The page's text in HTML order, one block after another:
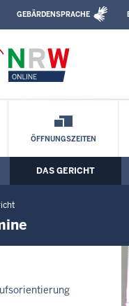
GEBÄRDENSPRACHE
mit Volltext-
ÖFFNUNGSZEITEN
DAS GERICHT